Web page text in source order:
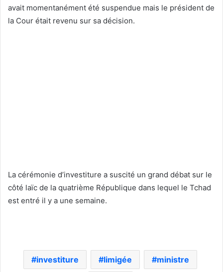
avait momentanément été suspendue mais le président de
la Cour était revenu sur sa décision.
La cérémonie d’investiture a suscité un grand débat sur le
côté laïc de la quatrième République dans lequel le Tchad
est entré il y a une semaine.
investiture limigée ministre